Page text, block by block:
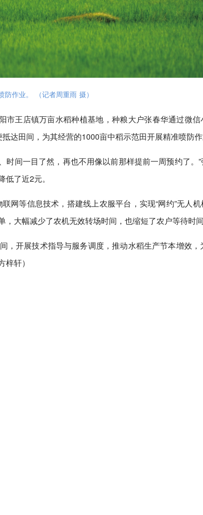
作业。 （记者周重雨 摄）
市王店镇万亩水稻种植基地，种粮大户张春华通过微
达田间，为其经营的1000亩中稻示范田开展精准喷防作
时间一目了然，再也不用像以前那样提前一周预约了。
了近2元。
网等信息技术，搭建线上农服平台，实现“网约”无人
大幅减少了农机无效转场时间，也缩短了农户等待时间
，开展技术指导与服务调度，推动水稻生产节本增效
轩）